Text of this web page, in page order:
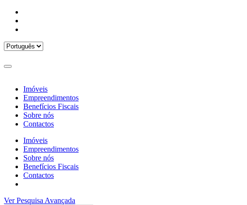
Imóveis
Empreendimentos
Benefícios Fiscais
Sobre nós
Contactos
Imóveis
Empreendimentos
Sobre nós
Benefícios Fiscais
Contactos
Ver Pesquisa Avançada